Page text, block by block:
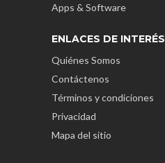
Apps & Software
ENLACES DE INTERÉS
Quiénes Somos
Contáctenos
Términos y condiciones
Privacidad
Mapa del sitio